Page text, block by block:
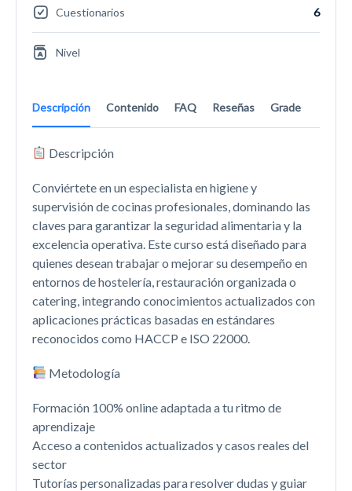
Descripción Contenido FAQ Reseñas Grade
Descripción
Conviértete en un especialista en higiene y
supervisión de cocinas profesionales, dominando las
claves para garantizar la seguridad alimentaria y la
excelencia operativa. Este curso está diseñado para
quienes desean trabajar o mejorar su desempeño en
entornos de hostelería, restauración organizada o
catering, integrando conocimientos actualizados con
aplicaciones prácticas basadas en estándares
reconocidos como HACCP e ISO 22000.
Metodología
Formación 100% online adaptada a tu ritmo de
aprendizaje
Acceso a contenidos actualizados y casos reales del
sector
Tutorías personalizadas para resolver dudas y guiar
Cuestionarios 6
Nivel